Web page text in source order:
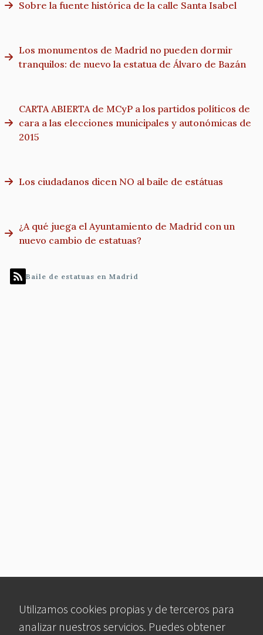
Utilizamos cookies propias y de terceros para
analizar nuestros servicios. Puedes obtener
Sobre la fuente histórica de la calle Santa Isabel
Los monumentos de Madrid no pueden dormir
tranquilos: de nuevo la estatua de Álvaro de Bazán
CARTA ABIERTA de MCyP a los partidos políticos de
cara a las elecciones municipales y autonómicas de
2015
Los ciudadanos dicen NO al baile de estátuas
¿A qué juega el Ayuntamiento de Madrid con un
nuevo cambio de estatuas?
Baile de estatuas en Madrid